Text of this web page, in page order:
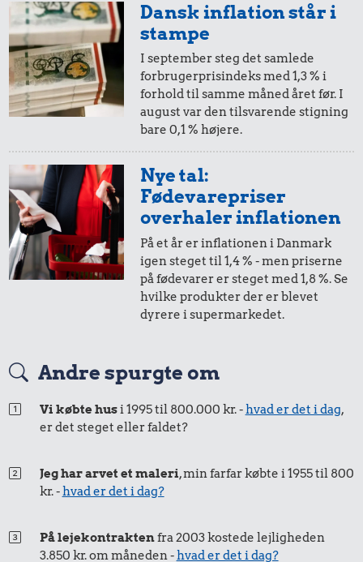
23 kr.
1,17 kr.
Is
0,97 kr.
1,24 kr.
0,35 kr.
1,09 kr.
Dansk inflation står i
stampe
I september steg det samlede
forbrugerprisindeks med 1,3 % i
forhold til samme måned året før. I
august var den tilsvarende stigning
bare 0,1 % højere.
Nye tal:
Fødevarepriser
overhaler inflationen
På et år er inflationen i Danmark
igen steget til 1,4 % - men priserne
på fødevarer er steget med 1,8 %. Se
hvilke produkter der er blevet
dyrere i supermarkedet.
Andre spurgte om
Vi købte husi 1995 til 800.000 kr. -hvad er det i dag,
er det steget eller faldet?
Jeg har arvet et maleri, min farfar købte i 1955 til 800
kr. -hvad er det i dag?
På lejekontraktenfra 2003 kostede lejligheden
3.850 kr. om måneden -hvad er det i dag?